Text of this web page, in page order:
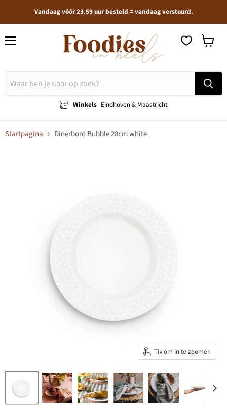
Vandaag vóór 23.59 uur besteld = vandaag verstuurd.
Winkels Eindhoven & Maastricht
Startpagina Dinerbord Bubble 28cm white
Tik om in te zoomen